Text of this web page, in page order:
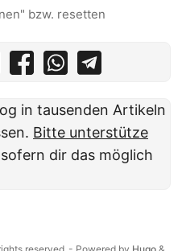
bzw. resetten
in tausenden Artikeln
Bitte unterstütze
sofern dir das möglich